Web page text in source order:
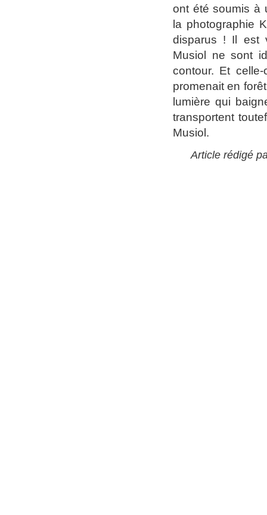
ont été soumis à
la photographie
disparus ! Il est
Musiol ne sont
contour. Et
promenait en
lumière qui
transportent
Musiol.
Article rédigé